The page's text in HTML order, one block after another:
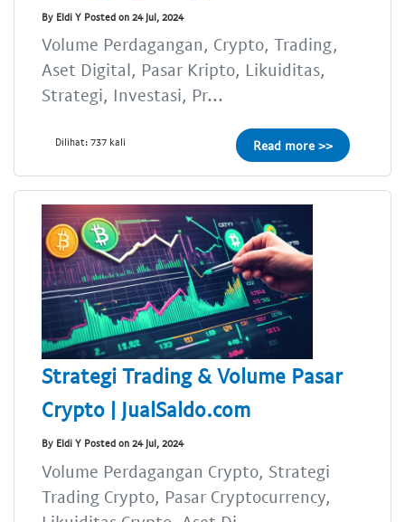
By Eldi Y Posted on 24 Jul, 2024
Volume Perdagangan, Crypto, Trading,
Aset Digital, Pasar Kripto, Likuiditas,
Strategi, Investasi, Pr...
Dilihat: 737 kali Read more >>
Strategi Trading & Volume Pasar
Crypto | JualSaldo.com
By Eldi Y Posted on 24 Jul, 2024
Volume Perdagangan Crypto, Strategi
Trading Crypto, Pasar Cryptocurrency,